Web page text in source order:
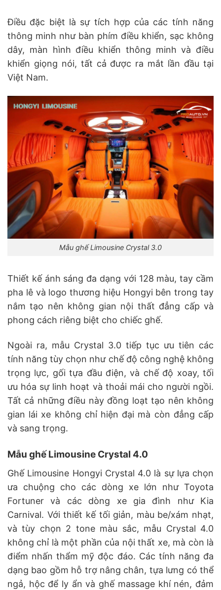
Điều đặc biệt là sự tích hợp của các tính năng
thông minh như bàn phím điều khiển, sạc không
dây, màn hình điều khiển thông minh và điều
khiển giọng nói, tất cả được ra mắt lần đầu tại
Việt Nam.
Mẫu ghế Limousine Crystal 3.0
Thiết kế ánh sáng đa dạng với 128 màu, tay cầm
pha lê và logo thương hiệu Hongyi bên trong tay
nắm tạo nên không gian nội thất đẳng cấp và
phong cách riêng biệt cho chiếc ghế.
Ngoài ra, mẫu Crystal 3.0 tiếp tục ưu tiên các
tính năng tùy chọn như chế độ công nghệ không
trọng lực, gối tựa đầu điện, và chế độ xoay, tối
ưu hóa sự linh hoạt và thoải mái cho người ngồi.
Tất cả những điều này đồng loạt tạo nên không
gian lái xe không chỉ hiện đại mà còn đẳng cấp
và sang trọng.
Mẫu ghế Limousine Crystal 4.0
Ghế Limousine Hongyi Crystal 4.0 là sự lựa chọn
ưa chuộng cho các dòng xe lớn như Toyota
Fortuner và các dòng xe gia đình như Kia
Carnival. Với thiết kế tối giản, màu be/xám nhạt,
và tùy chọn 2 tone màu sắc, mẫu Crystal 4.0
không chỉ là một phần của nội thất xe, mà còn là
điểm nhấn thẩm mỹ độc đáo. Các tính năng đa
dạng bao gồm hỗ trợ nâng chân, tựa lưng có thể
ngả, hộc để ly ẩn và ghế massage khí nén, đảm